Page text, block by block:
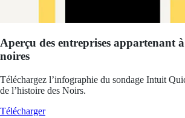
Aperçu des entreprises appartenant à
noires
Téléchargez l’infographie du sondage Intuit
de l’histoire des Noirs.
Télécharger